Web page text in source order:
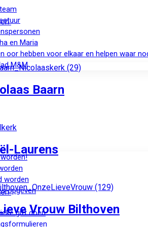
en Maria
oor hebben voor elkaar en helpen waar
M&M
Baarn
Laurens
Vrouw Bilthoven
worden
opgeven
gift doen